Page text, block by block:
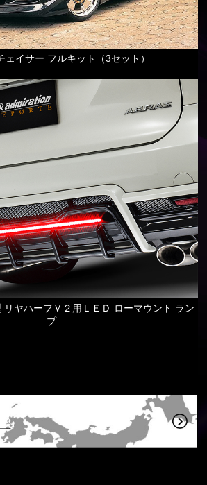
ェイサー フルキット（3セット）
リヤハーフＶ２用ＬＥＤ ローマウント ラン
プ